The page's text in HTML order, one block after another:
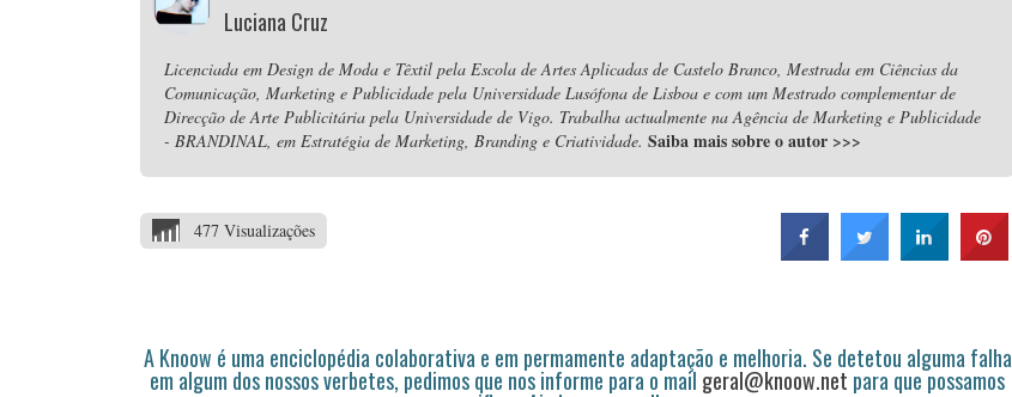
Luciana Cruz
Licenciada em Design de Moda e Têxtil pela Escola de Artes Aplicadas de Castelo Branco, Mestrada em Ciências da
Comunicação, Marketing e Publicidade pela Universidade Lusófona de Lisboa e com um Mestrado complementar de
Direcção de Arte Publicitária pela Universidade de Vigo. Trabalha actualmente na Agência de Marketing e Publicidade
- BRANDINAL, em Estratégia de Marketing, Branding e Criatividade. Saiba mais sobre o autor >>>
477 Visualizações
A Knoow é uma enciclopédia colaborativa e em permamente adaptação e melhoria. Se detetou alguma falha
em algum dos nossos verbetes, pedimos que nos informe para o mail geral@knoow.net para que possamos